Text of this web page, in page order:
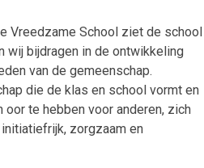
Vreedzame School ziet de school
wij bijdragen in de ontwikkeling
van de gemeenschap.
die de klas en school vormt en
oor te hebben voor anderen, zich
zorgzaam en